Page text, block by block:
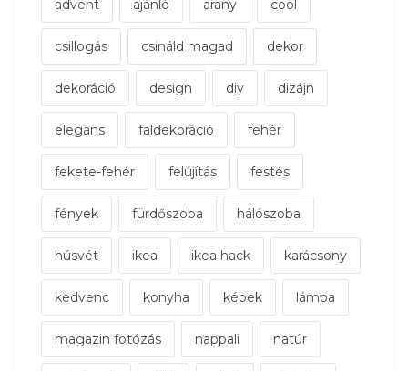
advent ajánló arany cool
csillogás csináld magad dekor
dekoráció design diy dizájn
elegáns faldekoráció fehér
fekete-fehér felújítás festés
fények fürdőszoba hálószoba
húsvét ikea ikea hack karácsony
kedvenc konyha képek lámpa
magazin fotózás nappali natúr